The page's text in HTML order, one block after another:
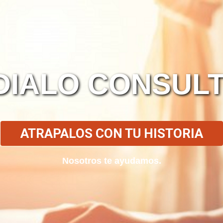
ATRAPALOS CON TU HISTORIA
Nosotros te ayudamos.